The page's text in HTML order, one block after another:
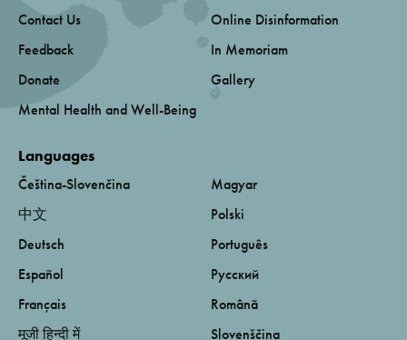
Contact Us
Feedback
Donate
Mental Health and Well-Being
Online Disinformation
In Memoriam
Gallery
Languages
Čeština-Slovenčina
中文
Deutsch
Español
Français
मूजी हिन्दी में
Magyar
Polski
Português
Русский
Română
Slovenščina